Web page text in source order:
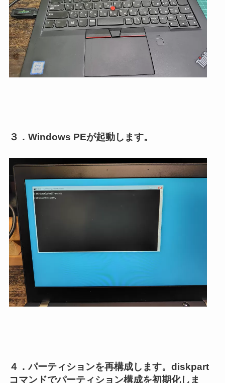
３．Windows PEが起動します。
４．パーティションを再構成します。diskpart
コマンドでパーティション構成を初期化しま